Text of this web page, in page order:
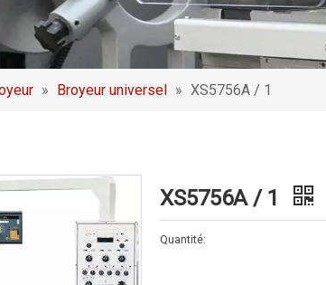
» Broyeur universel » XS5756A / 1
XS5756A / 1
Quantité: